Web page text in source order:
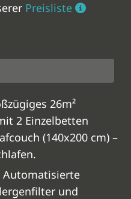
Preisliste
26m²
2 Einzelbetten
(140x200 cm) –
Automatisierte
und